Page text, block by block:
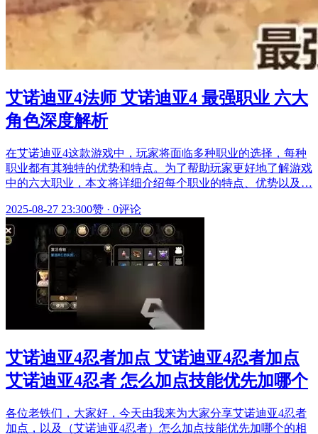
艾诺迪亚4法师 艾诺迪亚4 最强职业 六大
角色深度解析
在艾诺迪亚4这款游戏中，玩家将面临多种职业的选择，每种
职业都有其独特的优势和特点。为了帮助玩家更好地了解游戏
中的六大职业，本文将详细介绍每个职业的特点、优势以及…
2025-08-27 23:300赞 · 0评论
艾诺迪亚4忍者加点 艾诺迪亚4忍者加点
艾诺迪亚4忍者 怎么加点技能优先加哪个
各位老铁们，大家好，今天由我来为大家分享艾诺迪亚4忍者
加点，以及（艾诺迪亚4忍者）怎么加点技能优先加哪个的相